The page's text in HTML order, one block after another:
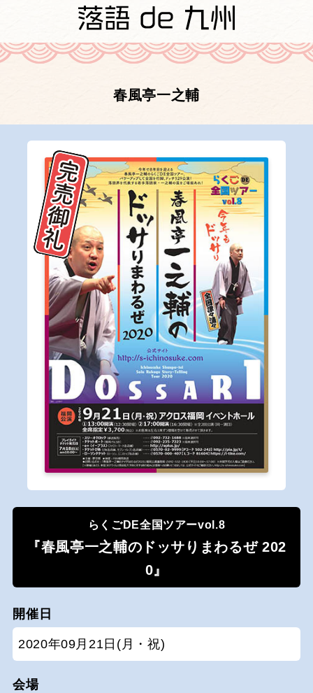
春風亭一之輔
らくごDE全国ツアーvol.8
『春風亭一之輔のドッサりまわるぜ 202
0』
開催日
2020年09月21日(月・祝)
会場